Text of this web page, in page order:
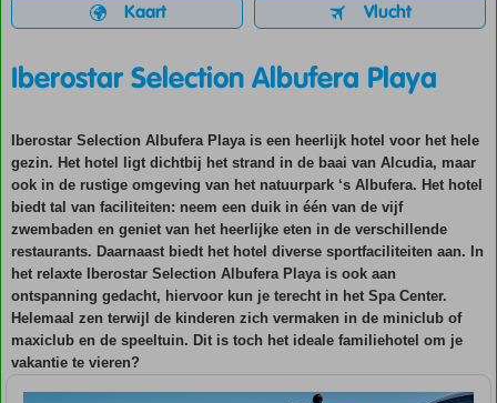
Kaart Vlucht
Iberostar Selection Albufera Playa
Iberostar Selection Albufera Playa is een heerlijk hotel voor het hele
gezin. Het hotel ligt dichtbij het strand in de baai van Alcudia, maar
ook in de rustige omgeving van het natuurpark ‘s Albufera. Het hotel
biedt tal van faciliteiten: neem een duik in één van de vijf
zwembaden en geniet van het heerlijke eten in de verschillende
restaurants. Daarnaast biedt het hotel diverse sportfaciliteiten aan. In
het relaxte Iberostar Selection Albufera Playa is ook aan
ontspanning gedacht, hiervoor kun je terecht in het Spa Center.
Helemaal zen terwijl de kinderen zich vermaken in de miniclub of
maxiclub en de speeltuin. Dit is toch het ideale familiehotel om je
vakantie te vieren?